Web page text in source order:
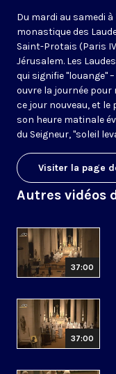
Du mardi au samedi
monastique des
Saint-Protais (Paris
Jérusalem. Les
qui signifie "louange"
ouvre la journée pour
ce jour nouveau, et
son heure matinale
du Seigneur, "soleil
Visiter la page
Autres vidéos
37:00
37:00